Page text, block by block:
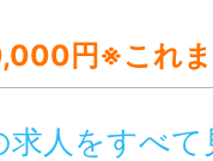
れまでの経験を
求人をすべて